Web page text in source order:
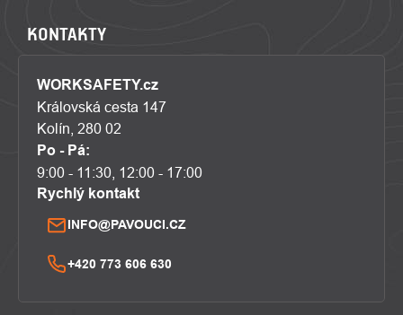
KONTAKTY
WORKSAFETY.cz
Královská cesta 147
Kolín, 280 02
Po - Pá:
9:00 - 11:30, 12:00 - 17:00
Rychlý kontakt
INFO@PAVOUCI.CZ
+420 773 606 630